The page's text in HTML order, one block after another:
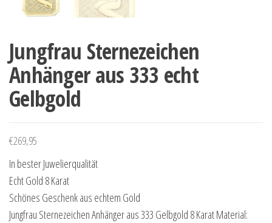
Jungfrau Sternezeichen
Anhänger aus 333 echt
Gelbgold
€269,95
In bester Juwelierqualität
Echt Gold 8 Karat
Schönes Geschenk aus echtem Gold
Jungfrau Sternezeichen Anhänger aus 333 Gelbgold 8 Karat Material: